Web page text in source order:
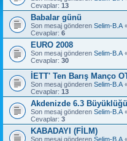
Cevaplar: 13
Babalar günü
Son mesaj gönderen Selim-B.A
Cevaplar: 6
EURO 2008
Son mesaj gönderen Selim-B.A
Cevaplar: 30
İETT' Ten Barış Manço
Son mesaj gönderen Selim-B.A
Cevaplar: 13
Akdenizde 6.3
Son mesaj gönderen Selim-B.A
Cevaplar: 3
KABADAYI (FİLM)
Son mesaj gönderen Selim-B.A